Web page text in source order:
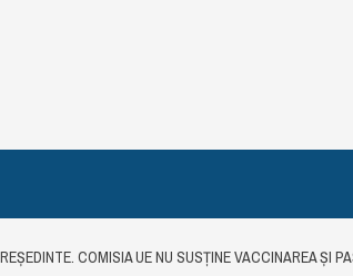
COMISIA UE NU SUSȚINE VACCINAREA ȘI